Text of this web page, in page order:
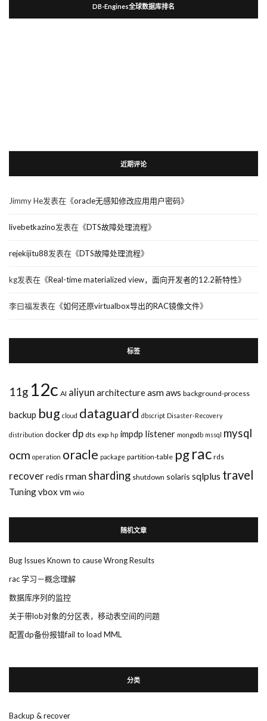
DB-Engines全球数据库排名
近期评论
Jimmy He发表在《oracle无感知修改应用用户密码》
livebetkazino发表在《DTS故障处理流程》
rejekijitu88发表在《DTS故障处理流程》
kg发表在《Real-time materialized view，面向开发者的12.2新特性》
李曰福发表在《如何还原virtualbox导出的RAC镜像文件》
标签
11g 12c AI aliyun architectureasmaws background-process
backup bug cloud dataguard dbscript Disaster-Recovery
distribution docker dp dts exp hp impdp listener mongodb mssql mysql
ocm operation oracle package partition-table pgrac rds
recover redis rman sharding shutdown solaris sqlplus travel
Tuningvbox vm wio
随机文章
Bug Issues Known to cause Wrong Results
rac 学习－概念理解
数据库序列的监控
关于带lob对象的分区表，移动表空间的问题
配置dp备份报错fail to load MML
分类
Backup & recover